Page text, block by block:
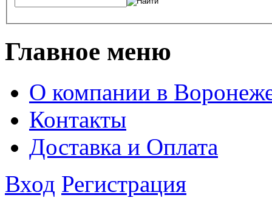
Главное меню
О компании в
Контакты
Доставка и Оплата
Вход Регистрация